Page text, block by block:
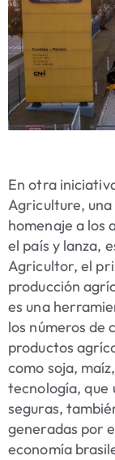
En otra
Agriculture,
homenaje a los
el país y lanza,
Agricultor, el
producción
es una
los números de
productos
como soja,
tecnología, que
seguras,
generadas por
economía